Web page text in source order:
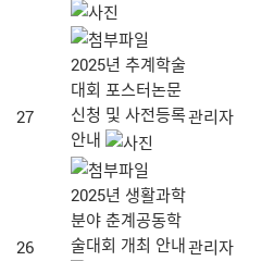
27
2025년 추계학술
대회 포스터논문
신청 및 사전등록
안내
관리자
26
2025년 생활과학
분야 춘계공동학
술대회 개최 안내관리자